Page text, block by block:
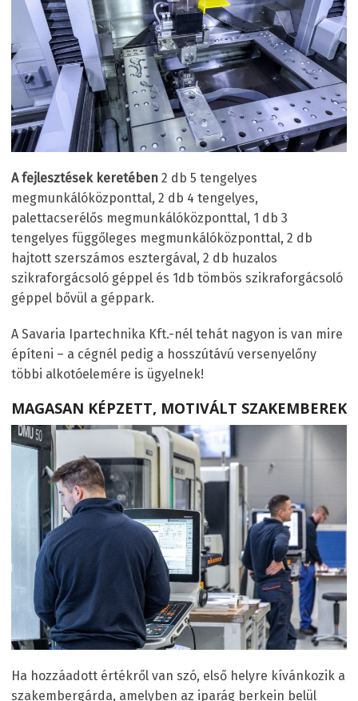
A fejlesztések keretében 2 db 5 tengelyes
megmunkálóközponttal, 2 db 4 tengelyes,
palettacserélős megmunkálóközponttal, 1 db 3
tengelyes függőleges megmunkálóközponttal, 2 db
hajtott szerszámos esztergával, 2 db huzalos
szikraforgácsoló géppel és 1db tömbös szikraforgácsoló
géppel bővül a géppark.
A Savaria Ipartechnika Kft.-nél tehát nagyon is van mire
építeni – a cégnél pedig a hosszútávú versenyelőny
többi alkotóelemére is ügyelnek!
MAGASAN KÉPZETT, MOTIVÁLT SZAKEMBEREK
Ha hozzáadott értékről van szó, első helyre kívánkozik a
szakembergárda, amelyben az iparág berkein belül